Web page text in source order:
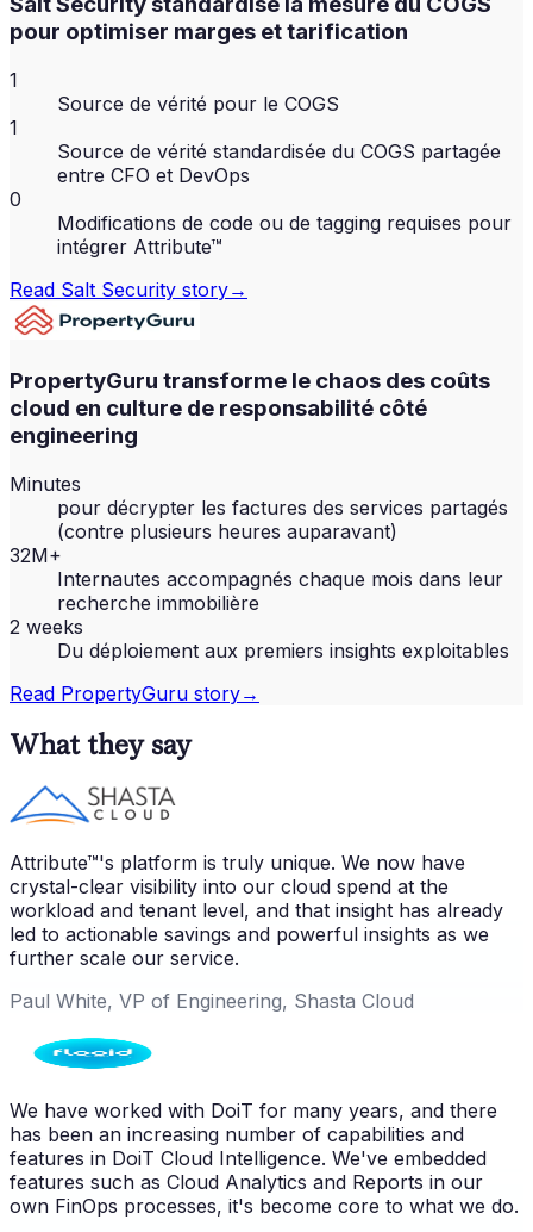
pour optimiser marges et tarification
1
Source de vérité pour le COGS
1
Source de vérité standardisée du COGS partagée
entre CFO et DevOps
0
Modifications de code ou de tagging requises pour
intégrer Attribute™
Read Salt Security story→
PropertyGuru transforme le chaos des coûts
cloud en culture de responsabilité côté
engineering
Minutes
pour décrypter les factures des services partagés
(contre plusieurs heures auparavant)
32M+
Internautes accompagnés chaque mois dans leur
recherche immobilière
2 weeks
Du déploiement aux premiers insights exploitables
Read PropertyGuru story→
What they say
Attribute™'s platform is truly unique. We now have
crystal-clear visibility into our cloud spend at the
workload and tenant level, and that insight has already
led to actionable savings and powerful insights as we
further scale our service.
Paul White, VP of Engineering, Shasta Cloud
We have worked with DoiT for many years, and there
has been an increasing number of capabilities and
features in DoiT Cloud Intelligence. We've embedded
features such as Cloud Analytics and Reports in our
own FinOps processes, it's become core to what we do.